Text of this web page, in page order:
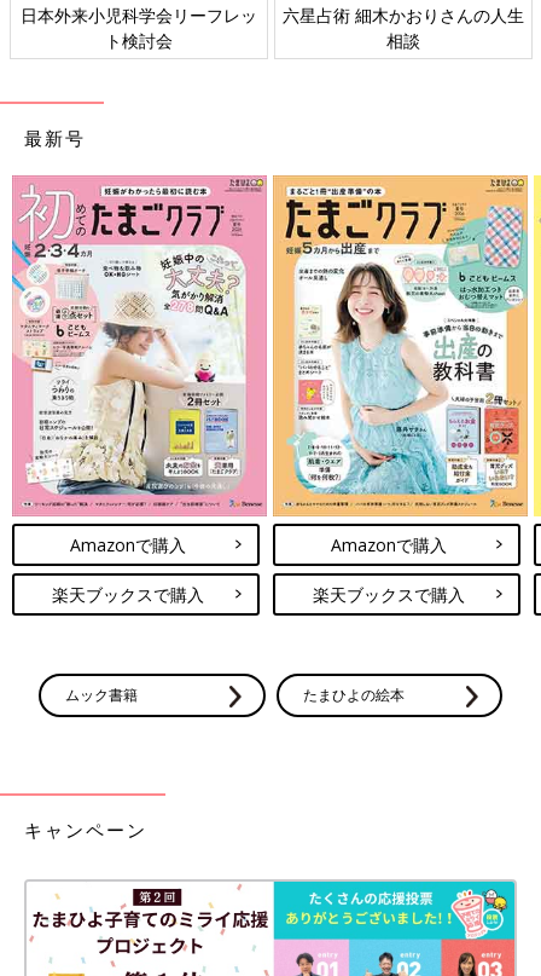
日本外来小児科学会リーフレッ
ト検討会
六星占術 細木かおりさんの人生
相談
最新号
Amazonで購入
楽天ブックスで購入
Amazonで購入
楽天ブックスで購入
ムック書籍 たまひよの絵本
キャンペーン